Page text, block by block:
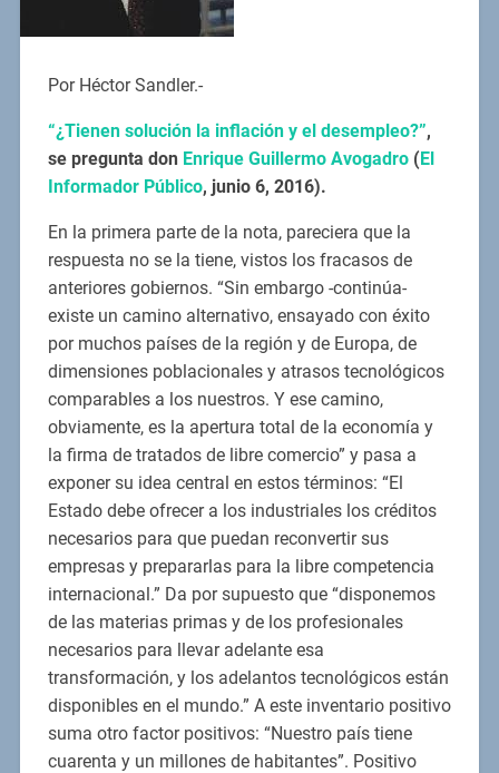
Por Héctor Sandler.-
“¿Tienen solución la inflación y el desempleo?”,
se pregunta don Enrique Guillermo Avogadro(El
Informador Público, junio 6, 2016).
En la primera parte de la nota, pareciera que la
respuesta no se la tiene, vistos los fracasos de
anteriores gobiernos. “Sin embargo -continúa-
existe un camino alternativo, ensayado con éxito
por muchos países de la región y de Europa, de
dimensiones poblacionales y atrasos tecnológicos
comparables a los nuestros. Y ese camino,
obviamente, es la apertura total de la economía y
la firma de tratados de libre comercio” y pasa a
exponer su idea central en estos términos: “El
Estado debe ofrecer a los industriales los créditos
necesarios para que puedan reconvertir sus
empresas y prepararlas para la libre competencia
internacional.” Da por supuesto que “disponemos
de las materias primas y de los profesionales
necesarios para llevar adelante esa
transformación, y los adelantos tecnológicos están
disponibles en el mundo.” A este inventario positivo
suma otro factor positivos: “Nuestro país tiene
cuarenta y un millones de habitantes”. Positivo